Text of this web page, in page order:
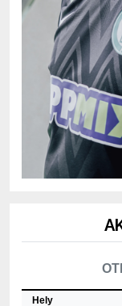
1